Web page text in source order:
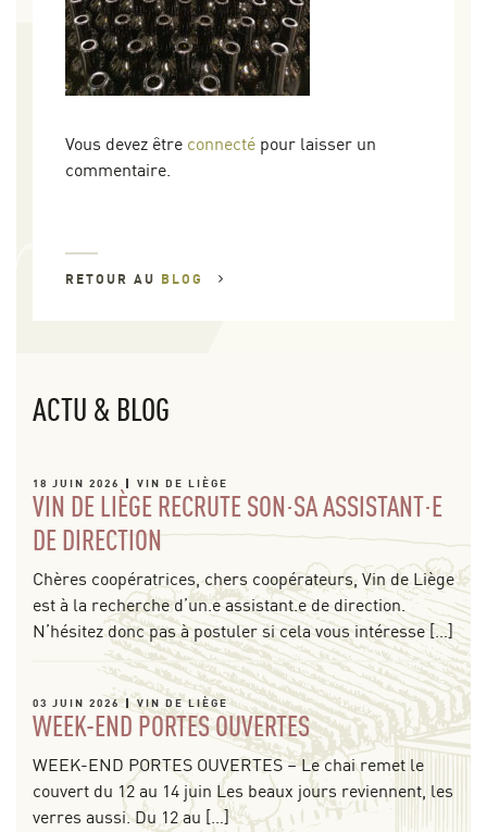
Vous devez être connecté pour laisser un
commentaire.
RETOUR AU BLOG
ACTU & BLOG
18 JUIN 2026 VIN DE LIÈGE
VIN DE LIÈGE RECRUTE SON·SA ASSISTANT·E
DE DIRECTION
Chères coopératrices, chers coopérateurs, Vin de Liège
est à la recherche d’un.e assistant.e de direction.
N’hésitez donc pas à postuler si cela vous intéresse […]
03 JUIN 2026 VIN DE LIÈGE
WEEK-END PORTES OUVERTES
WEEK-END PORTES OUVERTES – Le chai remet le
couvert du 12 au 14 juin Les beaux jours reviennent, les
verres aussi. Du 12 au […]